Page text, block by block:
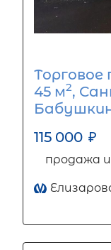
45 м2,
115 000 ₽
продажа